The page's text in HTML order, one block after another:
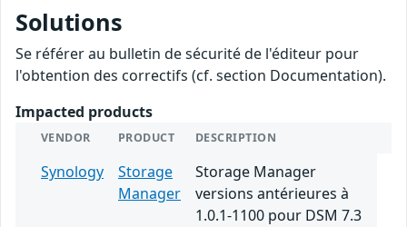
Solutions
Se référer au bulletin de sécurité de l'éditeur pour
l'obtention des correctifs (cf. section Documentation).
Impacted products
VENDOR PRODUCT DESCRIPTION
Synology
Storage
Manager
Storage Manager
versions antérieures à
1.0.1-1100 pour DSM 7.3